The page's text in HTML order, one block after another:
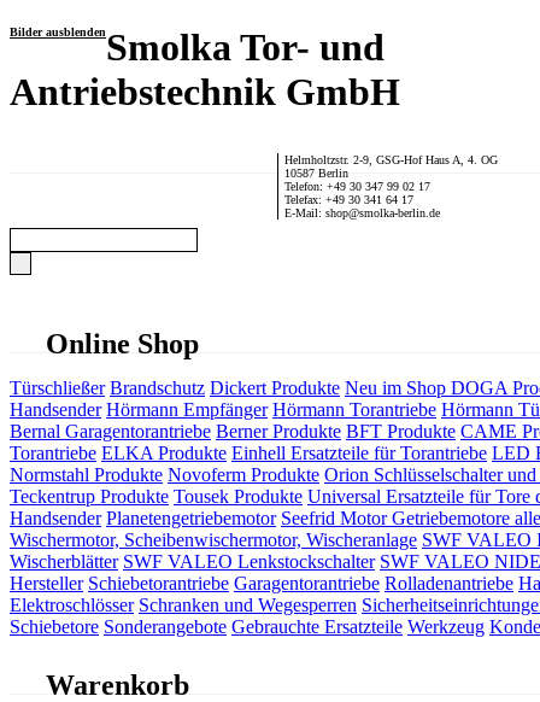
Bilder ausblendenSmolka Tor- und
Antriebstechnik GmbH
Helmholtzstr. 2-9, GSG-Hof Haus A, 4. OG
10587 Berlin
Telefon: +49 30 347 99 02 17
Telefax: +49 30 341 64 17
E-Mail: shop@smolka-berlin.de
Online Shop
Türschließer Brandschutz Dickert Produkte Neu im Shop DOGA
Handsender Hörmann Empfänger Hörmann Torantriebe Hörmann
Bernal Garagentorantriebe Berner Produkte BFT Produkte CAME
Torantriebe ELKA Produkte Einhell Ersatzteile für Torantriebe LED
Normstahl Produkte Novoferm Produkte Orion Schlüsselschalter und
Teckentrup Produkte Tousek Produkte Universal Ersatzteile für Tore
Handsender Planetengetriebemotor Seefrid Motor Getriebemotore
Wischermotor, Scheibenwischermotor, Wischeranlage SWF VALEO
Wischerblätter SWF VALEO Lenkstockschalter SWF VALEO
Hersteller Schiebetorantriebe Garagentorantriebe Rolladenantriebe
Elektroschlösser Schranken und Wegesperren
Schiebetore Sonderangebote Gebrauchte Ersatzteile Werkzeug
Warenkorb